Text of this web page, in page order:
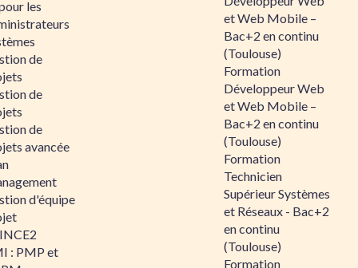
les
de
de
de
avancée
d'équipe
: PMP et
et Web Mobile –
Bac+2 en continu
(Toulouse)
Formation
Développeur Web
et Web Mobile –
Bac+2 en continu
(Toulouse)
Formation
Technicien
Supérieur Systèmes
et Réseaux - Bac+2
en continu
(Toulouse)
Formation